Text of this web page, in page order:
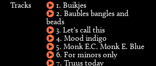
Tracks
1. Buikjes
2. Baubles bangles and
beads
3. Let's call this
4. Mood indigo
5. Monk E.C. Monk E. Blue
6. For minors only
7. Truus today